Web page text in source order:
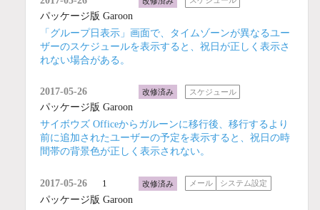
パッケージ版 Garoon
「グループ日表示」画面で、タイムゾーンが異なるユー
ザーのスケジュールを表示すると、祝日が正しく表示さ
れない場合がある。
2017-05-26 改修済み スケジュール
パッケージ版 Garoon
サイボウズ Officeからガルーンに移行後、移行するより
前に追加されたユーザーの予定を表示すると、祝日の時
間帯の背景色が正しく表示されない。
2017-05-26 1 改修済み メール システム設定
パッケージ版 Garoon